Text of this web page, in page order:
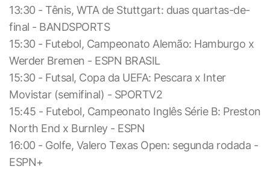
13:30 - Tênis, WTA de Stuttgart: duas quartas-de-
final - BANDSPORTS
15:30 - Futebol, Campeonato Alemão: Hamburgo x
Werder Bremen - ESPN BRASIL
15:30 - Futsal, Copa da UEFA: Pescara x Inter
Movistar (semifinal) - SPORTV2
15:45 - Futebol, Campeonato Inglês Série B: Preston
North End x Burnley - ESPN
16:00 - Golfe, Valero Texas Open: segunda rodada -
ESPN+